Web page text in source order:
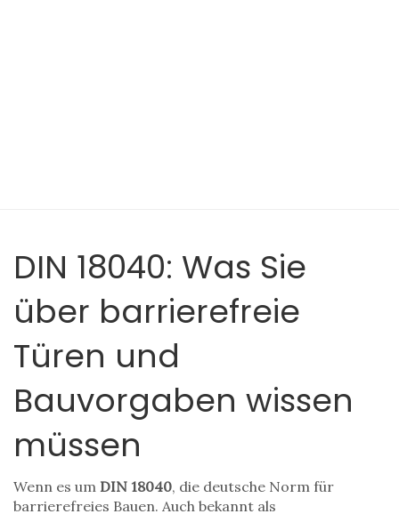
DIN 18040: Was Sie
über barrierefreie
Türen und
Bauvorgaben wissen
müssen
Wenn es um DIN 18040, die deutsche Norm für
barrierefreies Bauen. Auch bekannt als